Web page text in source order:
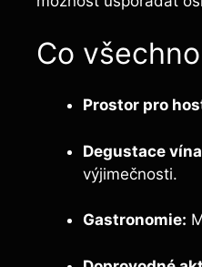
Co
Prostor pro
Degustace
výjimečnosti.
Gastronomie: